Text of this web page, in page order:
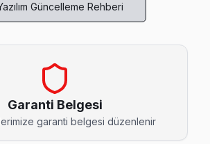
Anakart Tamiri →
Servis
Çeliktepe adresine gelen ekibimiz
Merkezi →
Yumatu Servis
Emniyet Evleri mahallesi için Yumatu TV
Güncelleme Rehberi
Garanti Belgesi
garanti belgesi düzenlenir